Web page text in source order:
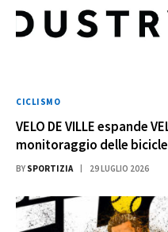
CICLISMO
VELO DE VILLE espande
monitoraggio delle
BY SPORTIZIA 29 LUGLIO 2026